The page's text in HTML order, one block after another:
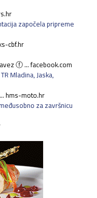
započela pripreme
cbf.hr
ⓕ ... facebook.com
Mladina, Jaska,
hms-moto.hr
za završnicu